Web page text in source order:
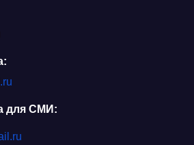
для СМИ: